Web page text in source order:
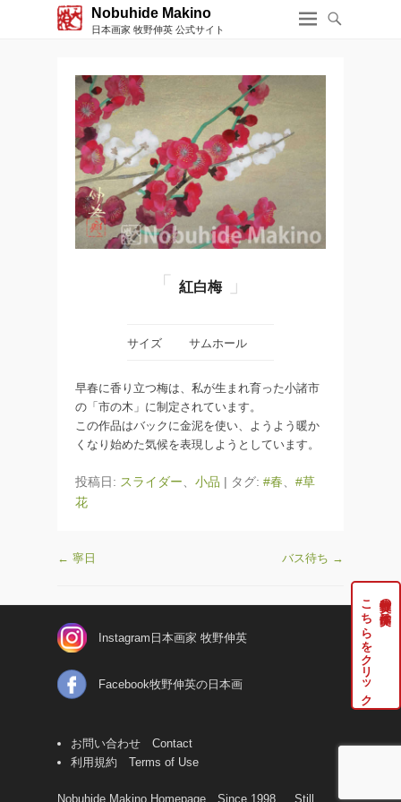
Nobuhide Makino
日本画家 牧野伸英 公式サイト
紅白梅
サイズ サムホール
早春に香り立つ梅は、私が生まれ育った小諸市
の「市の木」に制定されています。
この作品はバックに金泥を使い、ようよう暖か
くなり始めた気候を表現しようとしています。
投稿日: スライダー 小品 | タグ: #春
#草
花
← 寧日 バス待ち →
牧野伸英の実作品は
こちらをクリック
Instagram日本画家 牧野伸英
Facebook牧野伸英の日本画
お問い合わせ Contact
利用規約 Terms of Use
Nobuhide Makino Homepage Since 1998 … Still